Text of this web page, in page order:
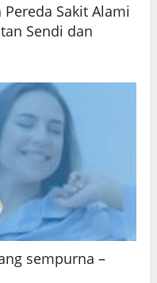
Pereda Sakit Alami
Sendi dan
sempurna –